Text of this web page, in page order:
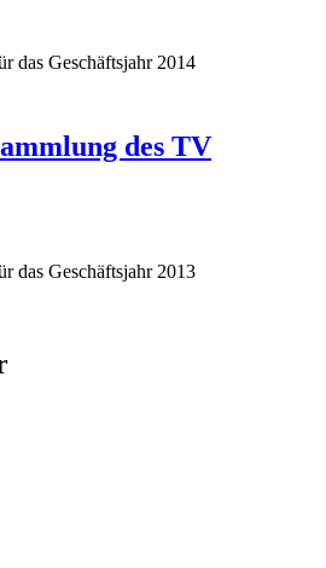
das Geschäftsjahr 2014
des TV
das Geschäftsjahr 2013